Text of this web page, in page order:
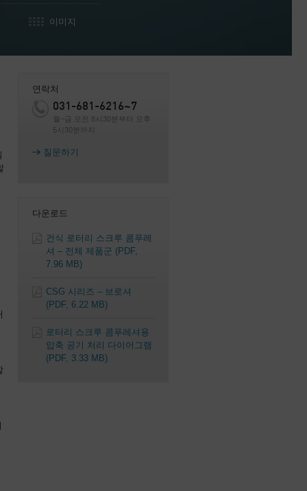
이미지
연락처
031-681-6216~7
월~금 오전 8시30분부터 오후
5시30분까지
질문하기
다운로드
건식 로터리 스크루 콤푸레
셔 – 전체 제품군 (PDF,
7.96 MB)
CSG 시리즈 – 브로셔
(PDF, 6.22 MB)
로터리 스크루 콤푸레셔용
압축 공기 처리 다이어그램
(PDF, 3.33 MB)